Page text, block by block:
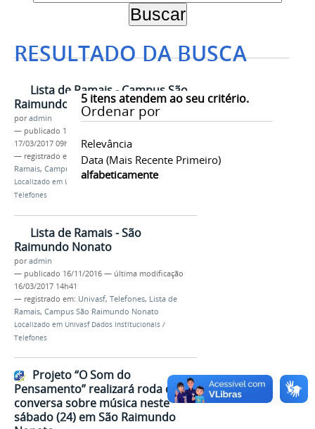
RESULTADO DA BUSCA
5itens atendem ao seu critério.
Ordenar por
Relevância
Data (mais Recente Primeiro)
alfabeticamente
Lista de Ramais - Campus São
Raimundo Nonato
poradmin
— publicado 16/11/2016
17/03/2017 09h45
— registrado em:
Univasf ,Telefones
Lista de
Ramais, Campus São Raimundo Nonato
Localizado em Univasf Dados Institucionais
Telefones
Lista de Ramais - São
Raimundo Nonato
poradmin
— publicado 16/11/2016 — última modificação
16/03/2017 14h41
— registrado em: Univasf, Telefones, Lista de
Ramais, Campus São Raimundo Nonato
Localizado em Univasf Dados Institucionais /
Telefones
Projeto “O Som do
Pensamento” realizará roda de
conversa sobre música neste
sábado (24) em São Raimundo